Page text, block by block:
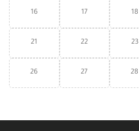
16 17 18
21 22 23
26 27 28